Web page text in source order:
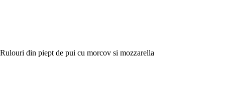
Rulouri din piept de pui cu morcov si mozzarella